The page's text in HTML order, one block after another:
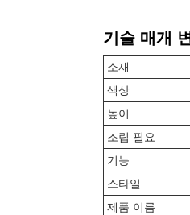
기술 매개
소재
색상
높이
조립 필요
기능
스타일
제품 이름